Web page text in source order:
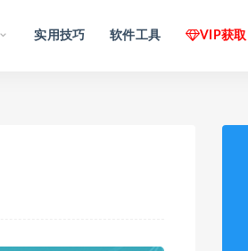
实用技巧 软件工具 VIP获取